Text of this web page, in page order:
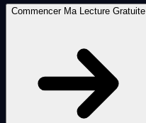
Commencer Ma Lecture Gratuite